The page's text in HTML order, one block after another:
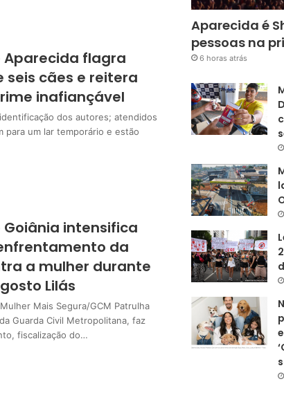
Aparecida flagra
seis cães e reitera
inafiançável
dos autores; atendidos
para um lar temporário e estão
intensifica
da
a mulher durante
Lilás
Mais Segura/GCM Patrulha
Guarda Civil Metropolitana, faz
fiscalização do…
Aparecida é
pessoas na
6 horas atrás